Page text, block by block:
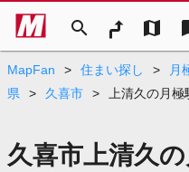
search map
MapFan > 住まい探し > 月
県
> 久喜市 > 上清久の月
久喜市上清久